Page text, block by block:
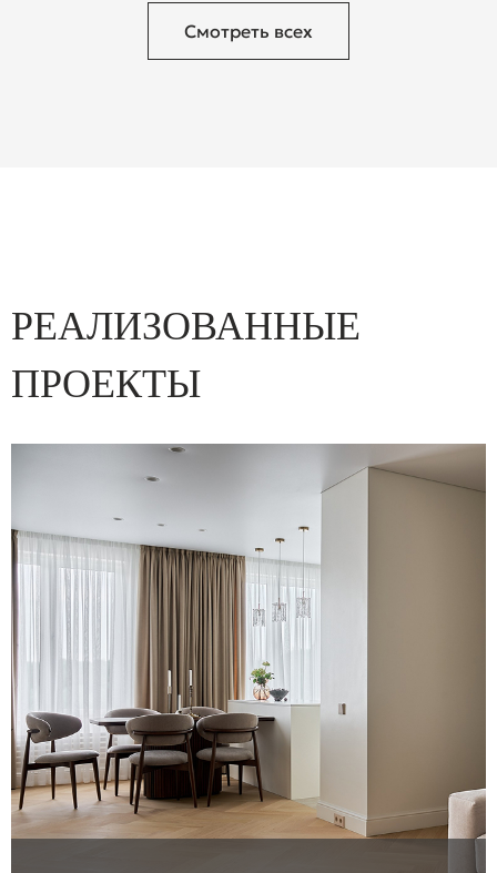
Смотреть всех
РЕАЛИЗОВАННЫЕ
ПРОЕКТЫ